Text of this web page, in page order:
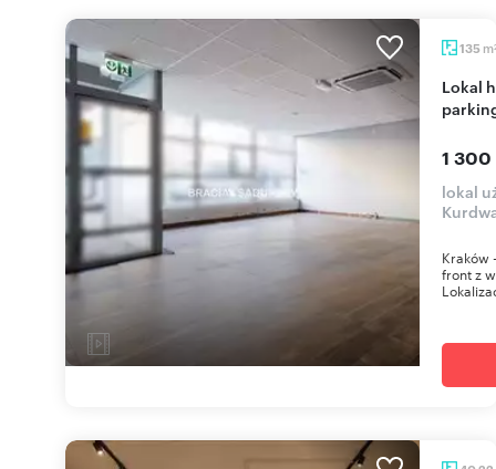
135 m
Lokal handlowo-usługowy 135 m2 z witrynami i
1 300
lokal
Kraków
front z